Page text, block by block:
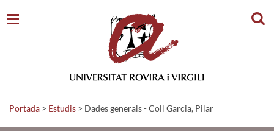
Portada > Estudis > Dades generals - Coll Garcia, Pilar